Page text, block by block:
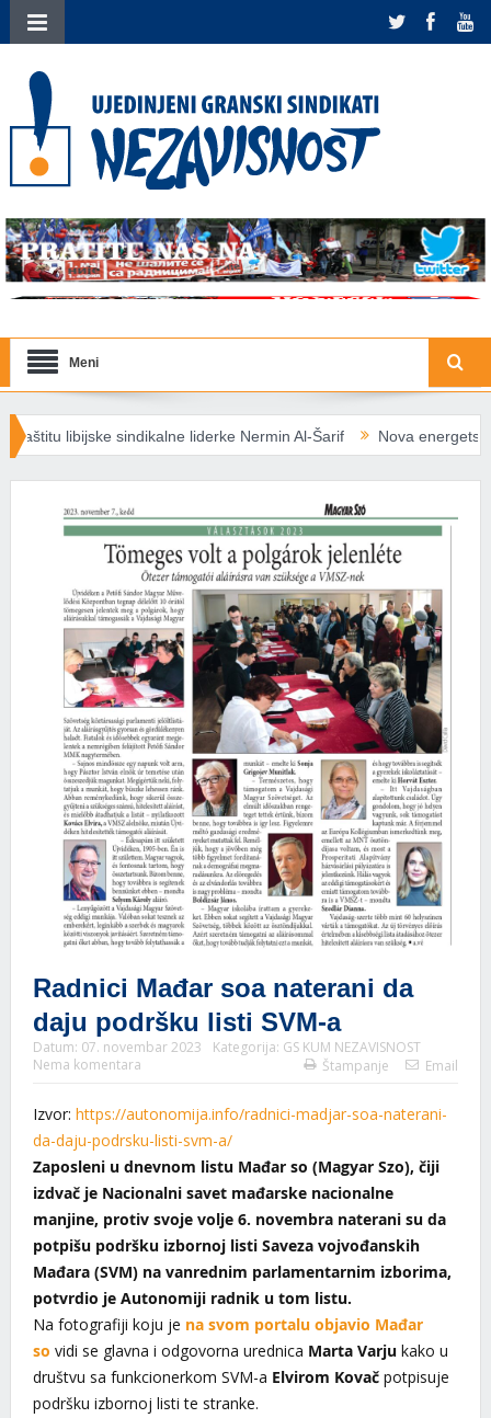
Meni
liderke Nermin Al-Šarif Nova energetska pravila EU:
Radnici Mađar soa naterani da
daju podršku listi SVM-a
Datum: 07. novembar 2023 Kategorija: GS KUM NEZAVISNOST
Nema komentara
Štampanje Email
Izvor: https://autonomija.info/radnici-madjar-soa-naterani-
da-daju-podrsku-listi-svm-a/
Zaposleni u dnevnom listu Mađar so (Magyar Szo), čiji
izdvač je Nacionalni savet mađarske nacionalne
manjine, protiv svoje volje 6. novembra naterani su da
potpišu podršku izbornoj listi Saveza vojvođanskih
Mađara (SVM) na vanrednim parlamentarnim izborima,
potvrdio je Autonomiji radnik u tom listu.
Na fotografiji koju je na svom portalu objavio Mađar
so vidi se glavna i odgovorna urednica Marta Varjukako u
društvu sa funkcionerkom SVM-a Elvirom Kovačpotpisuje
podršku izbornoj listi te stranke.